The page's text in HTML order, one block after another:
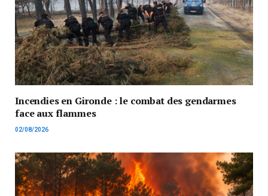
Incendies en Gironde : le combat des gendarmes
face aux flammes
02/08/2026